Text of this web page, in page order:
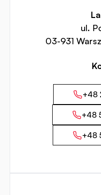
ul.
03-931
+48
+48
+48